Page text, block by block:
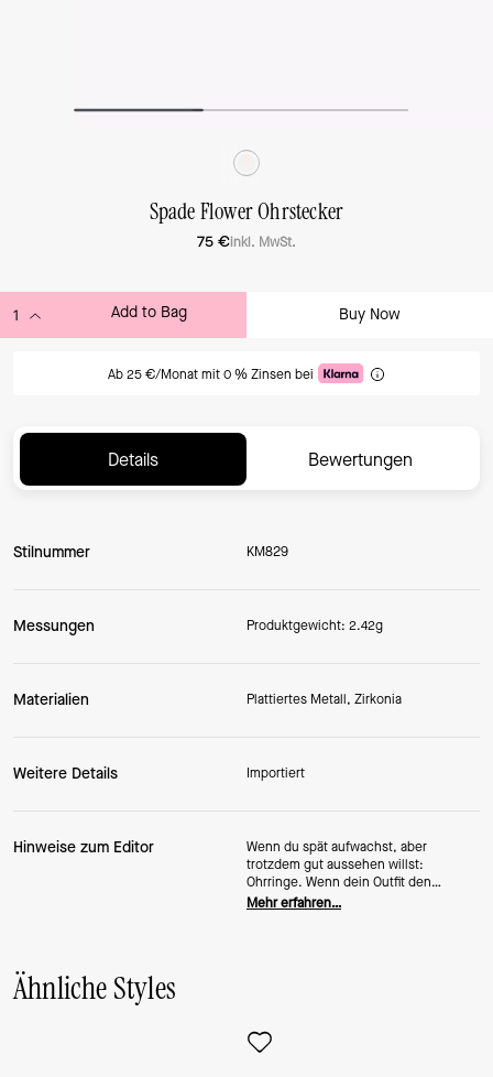
Spade Flower Ohrstecker
75 €inkl. MwSt.
Add to Bag Buy Now
Ab 25 €/Monat mit 0 % Zinsen bei
Details Bewertungen
Stilnummer KM829
Messungen Produktgewicht: 2.42g
Materialien Plattiertes Metall, Zirkonia
Weitere Details Importiert
Hinweise zum Editor
Wenn du spät aufwachst, aber
trotzdem gut aussehen willst:
Ohrringe. Wenn dein Outfit den
perfekten letzten Touch braucht:
Mehr erfahren…
Ähnliche Styles